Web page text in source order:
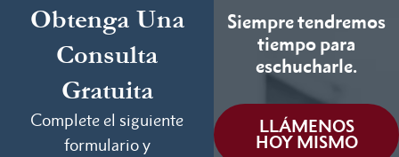
Obtenga Una
Consulta
Gratuita
Complete el siguiente
formulario y
Siempre tendremos
tiempo para
eschucharle.
LLÁMENOS
HOY MISMO